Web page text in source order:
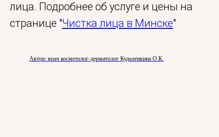
лица. Подробнее об услуге и цены на
странице "Чистка лица в Минске"
Автор: врач косметолог-дерматолог Кудаленкина О.К.